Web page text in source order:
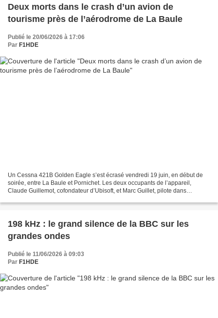
Deux morts dans le crash d’un avion de
tourisme près de l’aérodrome de La Baule
Publié le 20/06/2026 à 17:06
Par F1HDE
Un Cessna 421B Golden Eagle s’est écrasé vendredi 19 juin, en début de
soirée, entre La Baule et Pornichet. Les deux occupants de l’appareil,
Claude Guillemot, cofondateur d’Ubisoft, et Marc Guillet, pilote dans
198 kHz : le grand silence de la BBC sur les
grandes ondes
Publié le 11/06/2026 à 09:03
Par F1HDE